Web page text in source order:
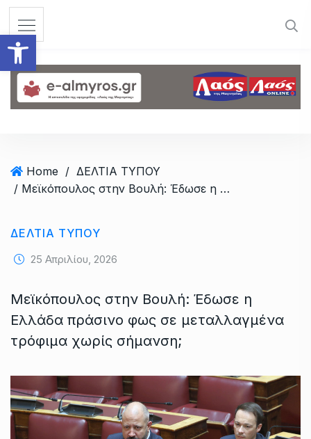
Ανοίξτε τη γραμμή
Home / ΔΕΛΤΙΑ ΤΥΠΟΥ
/ Μεϊκόπουλος στην Βουλή: Έδωσε η Ελλάδα πράσινο φως σε μεταλλαγμένα τρόφιμα χωρίς σήμανση;
ΔΕΛΤΙΑ ΤΥΠΟΥ
25 Απριλίου, 2026
Μεϊκόπουλος στην Βουλή: Έδωσε η
Ελλάδα πράσινο φως σε μεταλλαγμένα
τρόφιμα χωρίς σήμανση;